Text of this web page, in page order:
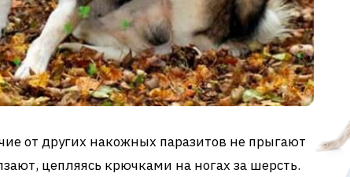
от других накожных паразитов не прыгают
цепляясь крючками на ногах за шерсть.